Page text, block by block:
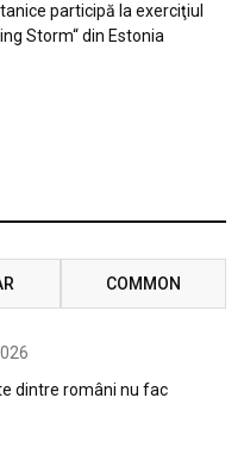
participă la exerciţiul
Storm“ din Estonia
COMMON
dintre români nu fac